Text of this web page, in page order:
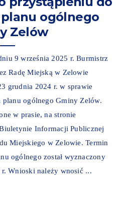
ogólnego
Zelów
9 września 2025 r. Burmistrz
Radę Miejską w Zelowie
grudnia 2024 r. w sprawie
planu ogólnego Gminy Zelów.
w prasie, na stronie
Informacji Publicznej
Miejskiego w Zelowie. Termin
ogólnego został wyznaczony
Wnioski należy wnosić ...